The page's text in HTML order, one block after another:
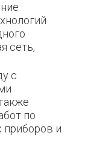
сеть,
с
по
приборов и